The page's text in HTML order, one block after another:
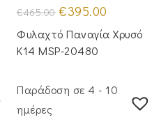
€465.00 Original
price
was:
€465.00.
€395.00
τιμή
είναι:
Φυλαχτό Παναγία Χρυσό
Κ14 MSP-20480
Παράδοση σε 4 - 10
ημέρες